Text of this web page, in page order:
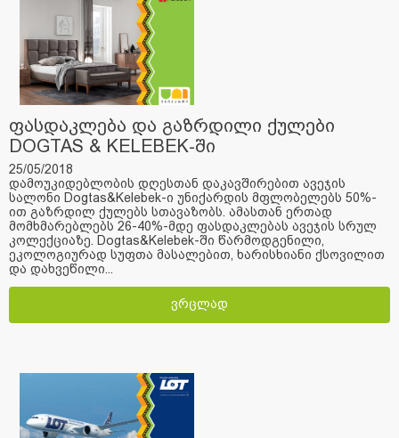
ფასდაკლება და გაზრდილი ქულები
DOGTAS & KELEBEK-ში
25/05/2018
დამოუკიდებლობის დღესთან დაკავშირებით ავეჯის
სალონი Dogtas&Kelebek-ი უნიქარდის მფლობელებს 50%-
ით გაზრდილ ქულებს სთავაზობს. ამასთან ერთად
მომხმარებლებს 26-40%-მდე ფასდაკლებას ავეჯის სრულ
კოლექციაზე. Dogtas&Kelebek-ში წარმოდგენილი,
ეკოლოგიურად სუფთა მასალებით, ხარისხიანი ქსოვილით
და დახვეწილი...
ვრცლად